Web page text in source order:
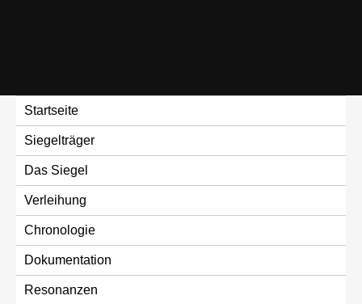
Startseite
Siegelträger
Das Siegel
Verleihung
Chronologie
Dokumentation
Resonanzen